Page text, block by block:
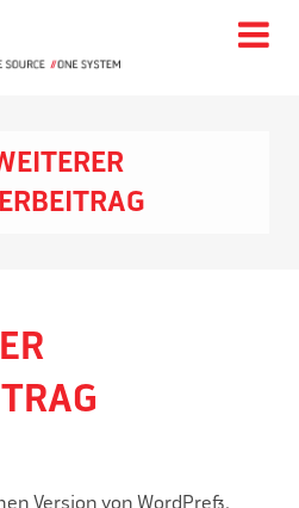
Version von WordPress.